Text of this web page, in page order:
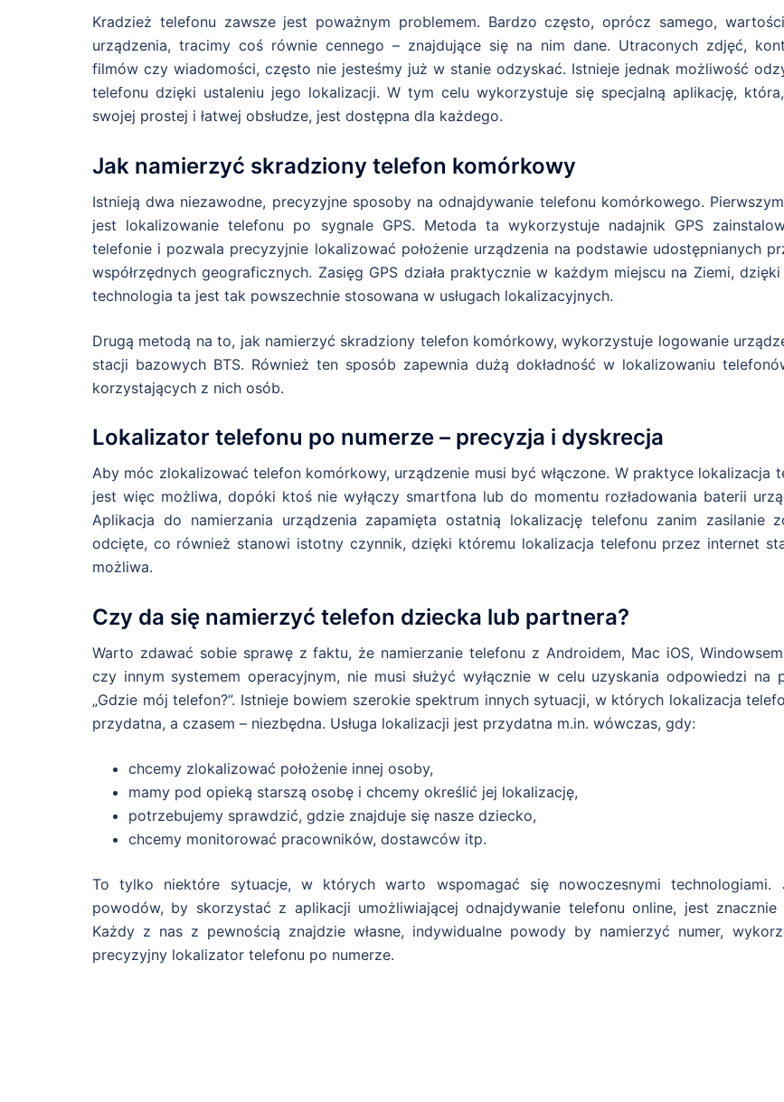
Kradzież telefonu zawsze jest poważnym problemem. Bardzo często, oprócz samego,
urządzenia, tracimy coś równie cennego – znajdujące się na nim dane. Utraconych zdjęć,
filmów czy wiadomości, często nie jesteśmy już w stanie odzyskać. Istnieje jednak możliwość
telefonu dzięki ustaleniu jego lokalizacji. W tym celu wykorzystuje się specjalną aplikację,
swojej prostej i łatwej obsłudze, jest dostępna dla każdego.
Jak namierzyć skradziony telefon komórkowy
Istnieją dwa niezawodne, precyzyjne sposoby na odnajdywanie telefonu komórkowego.
jest lokalizowanie telefonu po sygnale GPS. Metoda ta wykorzystuje nadajnik GPS
telefonie i pozwala precyzyjnie lokalizować położenie urządzenia na podstawie udostępnianych
współrzędnych geograficznych. Zasięg GPS działa praktycznie w każdym miejscu na Ziemi,
technologia ta jest tak powszechnie stosowana w usługach lokalizacyjnych.
Drugą metodą na to, jak namierzyć skradziony telefon komórkowy, wykorzystuje logowanie
stacji bazowych BTS. Również ten sposób zapewnia dużą dokładność w lokalizowaniu
korzystających z nich osób.
Lokalizator telefonu po numerze – precyzja i dyskrecja
Aby móc zlokalizować telefon komórkowy, urządzenie musi być włączone. W praktyce lokalizacja
jest więc możliwa, dopóki ktoś nie wyłączy smartfona lub do momentu rozładowania baterii
Aplikacja do namierzania urządzenia zapamięta ostatnią lokalizację telefonu zanim zasilanie
odcięte, co również stanowi istotny czynnik, dzięki któremu lokalizacja telefonu przez internet
możliwa.
Czy da się namierzyć telefon dziecka lub partnera?
Warto zdawać sobie sprawę z faktu, że namierzanie telefonu z Androidem, Mac iOS,
czy innym systemem operacyjnym, nie musi służyć wyłącznie w celu uzyskania odpowiedzi na
„Gdzie mój telefon?”. Istnieje bowiem szerokie spektrum innych sytuacji, w których lokalizacja
przydatna, a czasem – niezbędna. Usługa lokalizacji jest przydatna m.in. wówczas, gdy:
chcemy zlokalizować położenie innej osoby,
mamy pod opieką starszą osobę i chcemy określić jej lokalizację,
potrzebujemy sprawdzić, gdzie znajduje się nasze dziecko,
chcemy monitorować pracowników, dostawców itp.
To tylko niektóre sytuacje, w których warto wspomagać się nowoczesnymi technologiami.
powodów, by skorzystać z aplikacji umożliwiającej odnajdywanie telefonu online, jest znacznie
Każdy z nas z pewnością znajdzie własne, indywidualne powody by namierzyć numer,
precyzyjny lokalizator telefonu po numerze.